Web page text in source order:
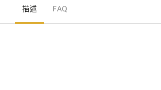
描述 FAQ